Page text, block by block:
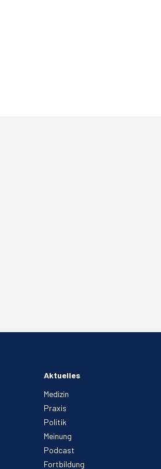
Aktuelles
Medizin
Praxis
Politik
Meinung
Podcast
Fortbildung